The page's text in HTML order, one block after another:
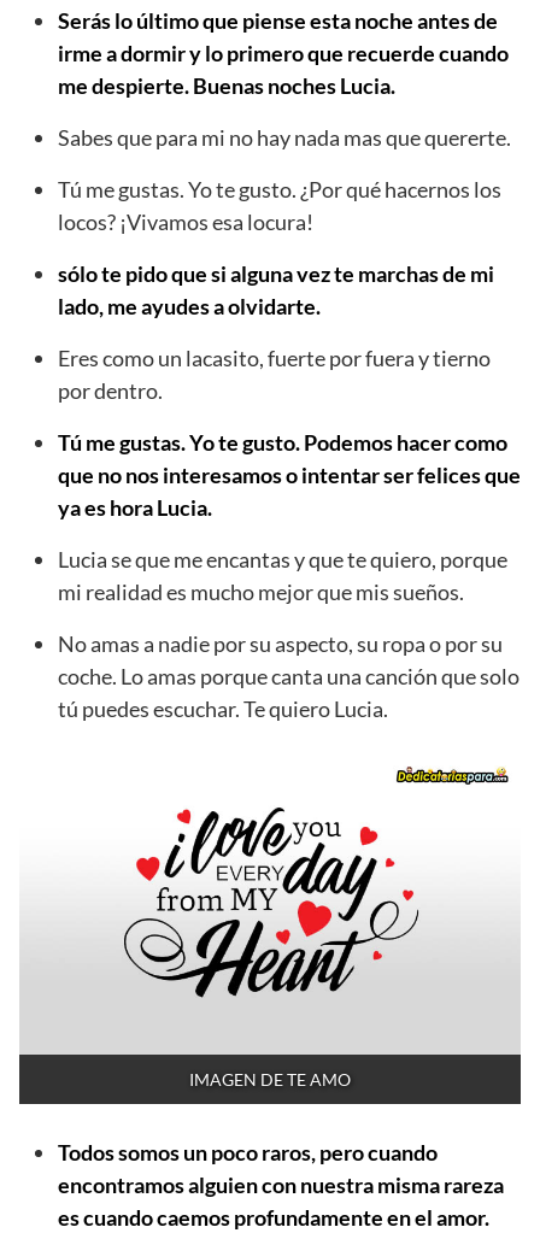
Serás lo último que piense esta noche antes de
irme a dormir y lo primero que recuerde cuando
me despierte. Buenas noches Lucia.
Sabes que para mi no hay nada mas que quererte.
Tú me gustas. Yo te gusto. ¿Por qué hacernos los
locos? ¡Vivamos esa locura!
sólo te pido que si alguna vez te marchas de mi
lado, me ayudes a olvidarte.
Eres como un lacasito, fuerte por fuera y tierno
por dentro.
Tú me gustas. Yo te gusto. Podemos hacer como
que no nos interesamos o intentar ser felices que
ya es hora Lucia.
Lucia se que me encantas y que te quiero, porque
mi realidad es mucho mejor que mis sueños.
No amas a nadie por su aspecto, su ropa o por su
coche. Lo amas porque canta una canción que solo
tú puedes escuchar. Te quiero Lucia.
IMAGEN DE TE AMO
Todos somos un poco raros, pero cuando
encontramos alguien con nuestra misma rareza
es cuando caemos profundamente en el amor.